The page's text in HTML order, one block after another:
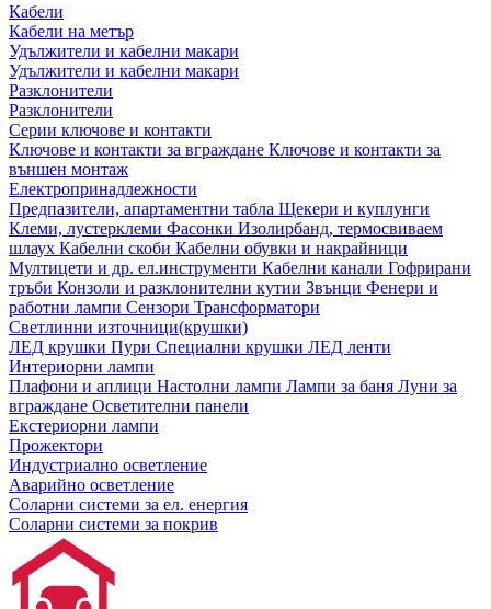
Кабели
Кабели на метър
Удължители и кабелни макари
Удължители и кабелни макари
Разклонители
Разклонители
Серии ключове и контакти
Ключове и контакти за вграждане Ключове и контакти за
външен монтаж
Електропринадлежности
Предпазители, апартаментни табла Щекери и куплунги
Клеми, лустерклеми Фасонки Изолирбанд, термосвиваем
шлаух Кабелни скоби Кабелни обувки и накрайници
Мултицети и др. ел.инструменти Кабелни канали Гофрирани
тръби Конзоли и разклонителни кутии Звънци Фенери и
работни лампи Сензори Трансформатори
Светлинни източници(крушки)
ЛЕД крушки Пури Специални крушки ЛЕД ленти
Интериорни лампи
Плафони и аплици Настолни лампи Лампи за баня Луни за
вграждане Осветителни панели
Екстериорни лампи
Прожектори
Индустриално осветление
Аварийно осветление
Соларни системи за ел. енергия
Соларни системи за покрив